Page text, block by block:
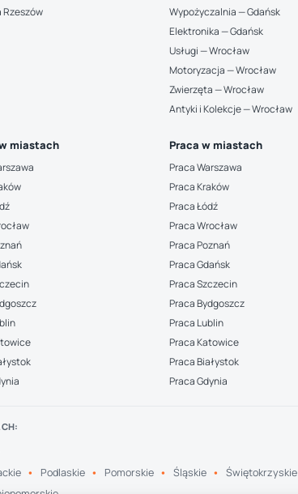
Rzeszów
Wypożyczalnia — Gdańsk
Elektronika — Gdańsk
Usługi — Wrocław
Motoryzacja — Wrocław
Zwierzęta — Wrocław
Antyki i Kolekcje — Wrocław
miastach Praca w miastach
Praca Warszawa
Praca Kraków
Praca Łódź
Praca Wrocław
Praca Poznań
Praca Gdańsk
Praca Szczecin
Praca Bydgoszcz
Praca Lublin
Praca Katowice
Praca Białystok
Praca Gdynia
Podlaskie Pomorskie Śląskie Świętokrzyskie